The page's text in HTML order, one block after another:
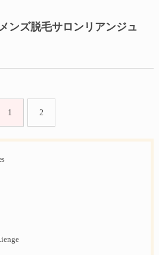
ンズ脱毛サロンリアンジュ
1 2